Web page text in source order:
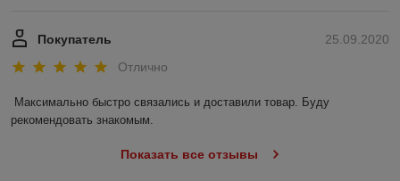
25.09.2020
Покупатель
Отлично
Максимально быстро связались и доставили товар. Буду
рекомендовать знакомым.
Показать все отзывы